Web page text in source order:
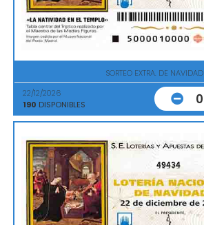
SORTEO EXTRA. DE NAVIDAD
22/12/2026
190 DISPONIBLES 0
49434